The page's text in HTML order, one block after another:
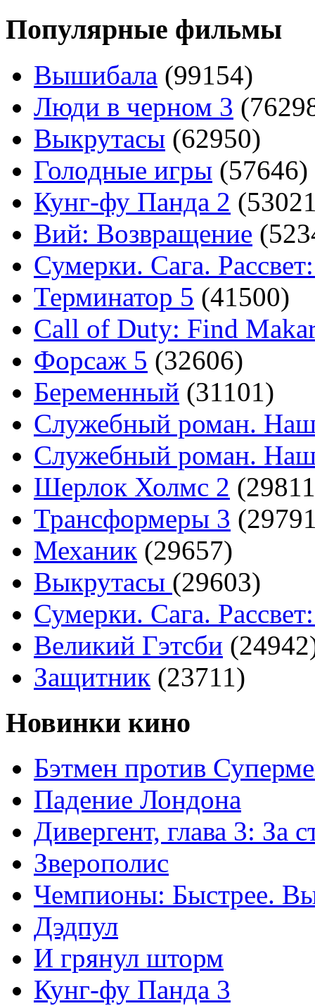
Популярные фильмы
Вышибала (99154)
Люди в черном 3
Выкрутасы (62950)
Голодные игры (57646)
Кунг-фу Панда 2
Вий: Возвращение
Сумерки. Сага.
Терминатор 5 (41500)
Call of Duty: Find
Форсаж 5 (32606)
Беременный (31101)
Служебный роман.
Служебный роман.
Шерлок Холмс 2
Трансформеры 3
Механик (29657)
Выкрутасы (29603)
Сумерки. Сага.
Великий Гэтсби
Защитник (23711)
Новинки кино
Бэтмен против
Падение Лондона
Дивергент, глава 3: За
Зверополис
Чемпионы: Быстрее.
Дэдпул
И грянул шторм
Кунг-фу Панда 3